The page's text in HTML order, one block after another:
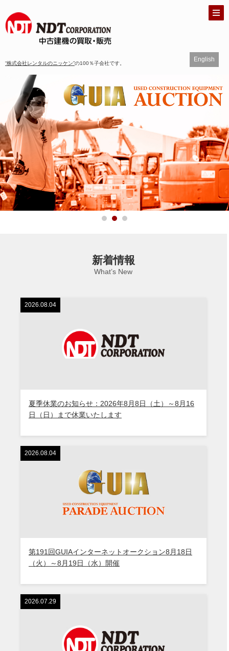
“株式会社レンタルのニッケン”の100％子会社です。
English
新着情報
What’s New
2026.08.04
夏季休業のお知らせ：2026年8月8日（土）～8月16
日（日）まで休業いたします
2026.08.04
第191回GUIAインターネットオークション8月18日
（火）～8月19日（水）開催
2026.07.29